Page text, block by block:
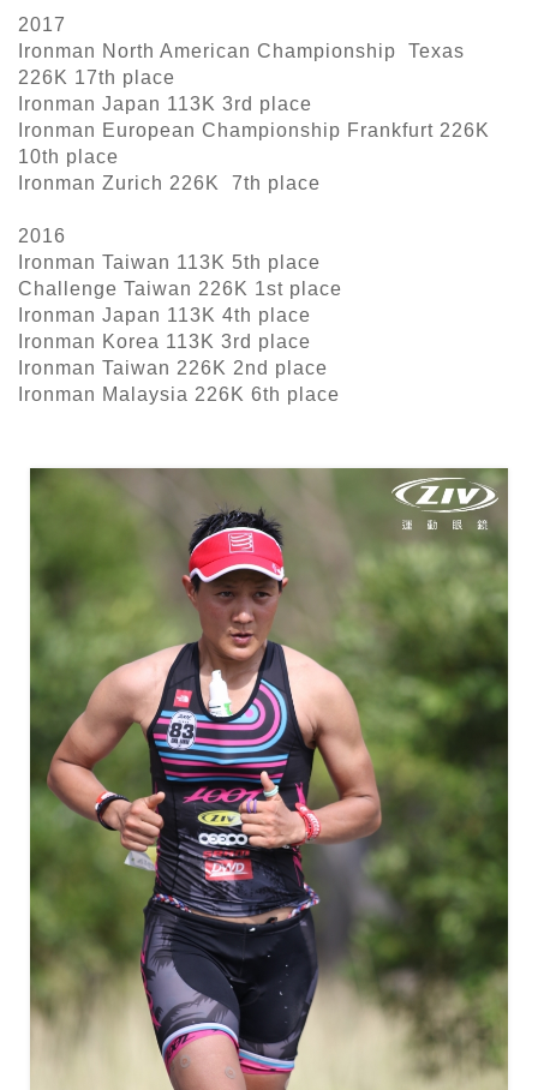
2017
Ironman North American Championship Texas
226K 17th place
Ironman Japan 113K 3rd place
Ironman European Championship Frankfurt 226K
10th place
Ironman Zurich 226K 7th place
2016
Ironman Taiwan 113K 5th place
Challenge Taiwan 226K 1st place
Ironman Japan 113K 4th place
Ironman Korea 113K 3rd place
Ironman Taiwan 226K 2nd place
Ironman Malaysia 226K 6th place